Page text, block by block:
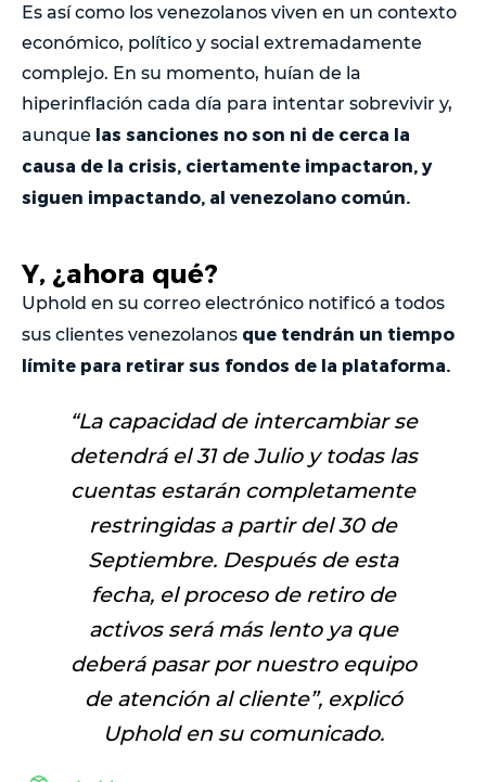
Es así como los venezolanos viven en un contexto
económico, político y social extremadamente
complejo. En su momento, huían de la
hiperinflación cada día para intentar sobrevivir y,
aunque las sanciones no son ni de cerca la
causa de la crisis, ciertamente impactaron, y
siguen impactando, al venezolano común.
Y, ¿ahora qué?
Uphold en su correo electrónico notificó a todos
sus clientes venezolanos que tendrán un tiempo
límite para retirar sus fondos de la plataforma.
“La capacidad de intercambiar se
detendrá el 31 de Julio y todas las
cuentas estarán completamente
restringidas a partir del 30 de
Septiembre. Después de esta
fecha, el proceso de retiro de
activos será más lento ya que
deberá pasar por nuestro equipo
de atención al cliente”, explicó
Uphold en su comunicado.